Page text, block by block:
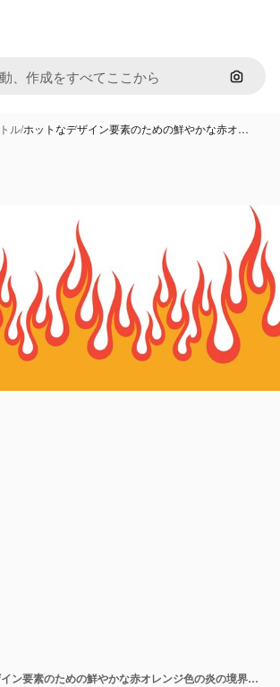
画像で
ル/ホットなデザイン要素のための鮮やかな赤オ…
ホットなデザイン要素のための鮮やかな赤オレンジ色の炎の境界線のダイナミックなイラスト